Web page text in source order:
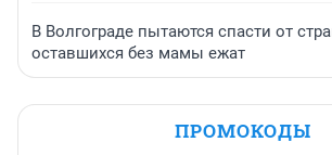
В Волгограде пытаются спасти от
оставшихся без мамы ежат
ПРОМОКОДЫ